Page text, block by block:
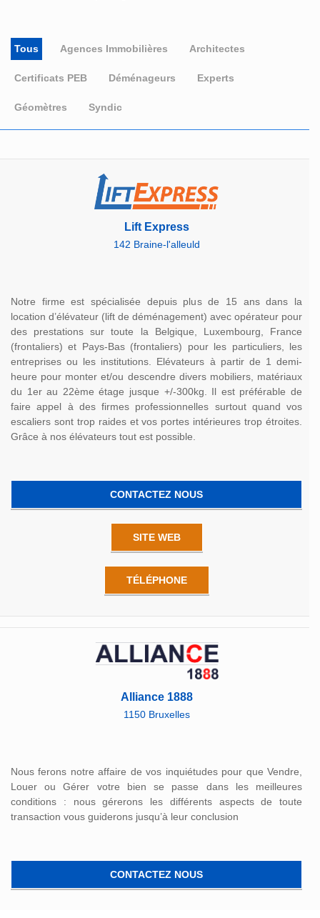
Tous Agences Immobilières Architectes
Certificats PEB Déménageurs Experts
Géomètres Syndic
Lift Express
142 Braine-l'alleuld
Notre firme est spécialisée depuis plus de 15 ans dans la
location d’élévateur (lift de déménagement) avec opérateur pour
des prestations sur toute la Belgique, Luxembourg, France
(frontaliers) et Pays-Bas (frontaliers) pour les particuliers, les
entreprises ou les institutions. Elévateurs à partir de 1 demi-
heure pour monter et/ou descendre divers mobiliers, matériaux
du 1er au 22ème étage jusque +/-300kg. Il est préférable de
faire appel à des firmes professionnelles surtout quand vos
escaliers sont trop raides et vos portes intérieures trop étroites.
Grâce à nos élévateurs tout est possible.
CONTACTEZ NOUS
SITE WEB
TÉLÉPHONE
Alliance 1888
1150 Bruxelles
Nous ferons notre affaire de vos inquiétudes pour que Vendre,
Louer ou Gérer votre bien se passe dans les meilleures
conditions : nous gérerons les différents aspects de toute
transaction vous guiderons jusqu’à leur conclusion
CONTACTEZ NOUS